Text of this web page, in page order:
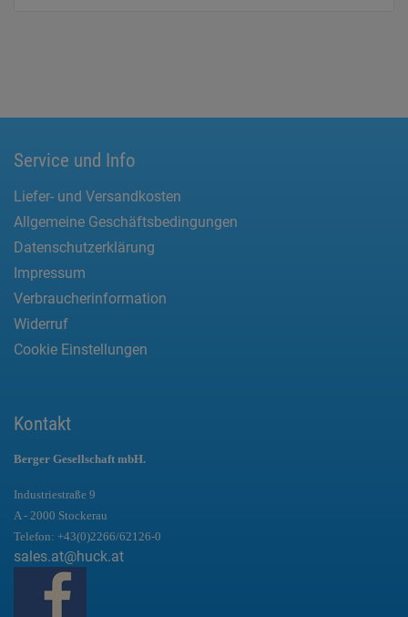
Service und Info
Liefer- und Versandkosten
Allgemeine Geschäftsbedingungen
Datenschutzerklärung
Impressum
Verbraucherinformation
Widerruf
Cookie Einstellungen
Kontakt
Berger Gesellschaft mbH.
Industriestraße 9
A - 2000 Stockerau
Telefon: +43(0)2266/62126-0
sales.at@huck.at